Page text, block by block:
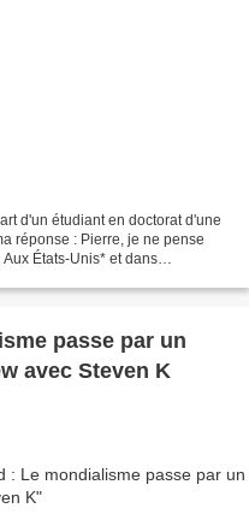
d'un étudiant en doctorat d'une
réponse : Pierre, je ne pense
États-Unis* et dans
passe par un
avec Steven K